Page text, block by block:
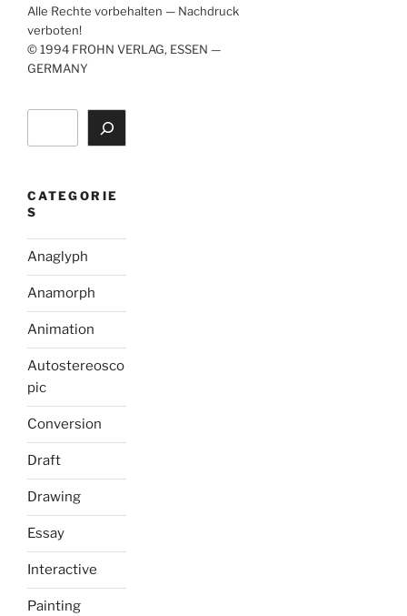
Alle Rechte vorbehalten — Nachdruck
verboten!
© 1994 FROHN VERLAG, ESSEN —
GERMANY
CATEGORIE
S
Anaglyph
Anamorph
Animation
Autostereosco
pic
Conversion
Draft
Drawing
Essay
Interactive
Painting